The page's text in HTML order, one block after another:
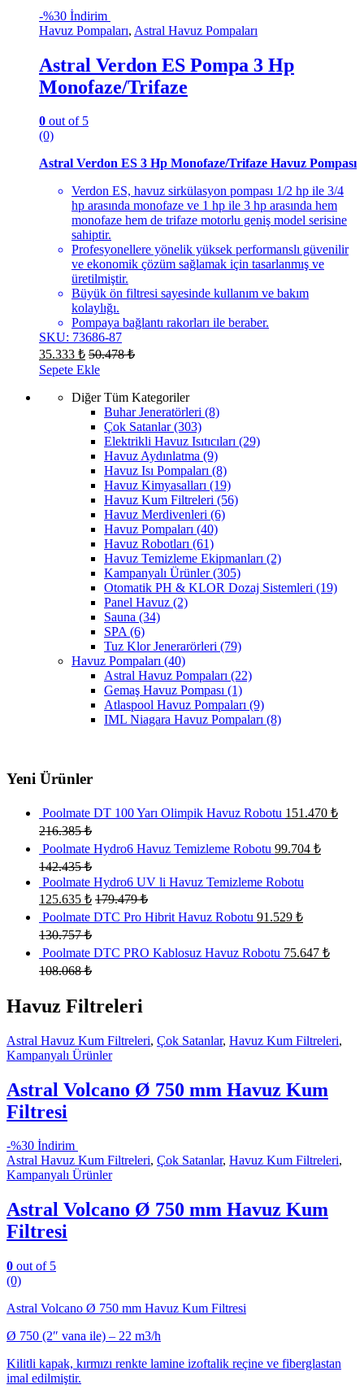
-%30 İndirim
Havuz Pompaları, Astral Havuz Pompaları
Astral Verdon ES Pompa 3 Hp
Monofaze/Trifaze
0 out of 5
(0)
Astral Verdon ES 3 Hp Monofaze/Trifaze Havuz Pompası
Verdon ES, havuz sirkülasyon pompası 1/2 hp ile 3/4
hp arasında monofaze ve 1 hp ile 3 hp arasında hem
monofaze hem de trifaze motorlu geniş model serisine
sahiptir.
Profesyonellere yönelik yüksek performanslı güvenilir
ve ekonomik çözüm sağlamak için tasarlanmış ve
üretilmiştir.
Büyük ön filtresi sayesinde kullanım ve bakım
kolaylığı.
Pompaya bağlantı rakorları ile beraber.
SKU: 73686-87
35.333 ₺ 50.478₺
Sepete Ekle
Diğer Tüm Kategoriler
Buhar Jeneratörleri (8)
Çok Satanlar(303)
Elektrikli Havuz Isıtıcıları (29)
Havuz Aydınlatma (9)
Havuz Isı Pompaları (8)
Havuz Kimyasalları (19)
Havuz Kum Filtreleri (56)
Havuz Merdivenleri (6)
Havuz Pompaları (40)
Havuz Robotları (61)
Havuz Temizleme Ekipmanları (2)
Kampanyalı Ürünler(305)
Otomatik PH & KLOR Dozaj Sistemleri (19)
Panel Havuz (2)
Sauna (34)
SPA(6)
Tuz Klor Jenerarörleri (79)
Havuz Pompaları (40)
Astral Havuz Pompaları (22)
Gemaş Havuz Pompası (1)
Atlaspool Havuz Pompaları (9)
IML Niagara Havuz Pompaları (8)
Yeni Ürünler
Poolmate DT 100 Yarı Olimpik Havuz Robotu 151.470 ₺
216.385₺
Poolmate Hydro6 Havuz Temizleme Robotu 99.704 ₺
142.435₺
Poolmate Hydro6 UV li Havuz Temizleme Robotu
125.635 ₺ 179.479₺
Poolmate DTC Pro Hibrit Havuz Robotu 91.529 ₺
130.757₺
Poolmate DTC PRO Kablosuz Havuz Robotu 75.647 ₺
108.068₺
Havuz Filtreleri
Astral Havuz Kum Filtreleri, Çok Satanlar, Havuz Kum Filtreleri,
Kampanyalı Ürünler
Astral Volcano Ø 750 mm Havuz Kum
Filtresi
-%30 İndirim
Astral Havuz Kum Filtreleri, Çok Satanlar, Havuz Kum Filtreleri,
Kampanyalı Ürünler
Astral Volcano Ø 750 mm Havuz Kum
Filtresi
0 out of 5
(0)
Astral Volcano Ø 750 mm Havuz Kum Filtresi
Ø 750 (2″ vana ile) – 22 m3/h
Kilitli kapak, kırmızı renkte lamine izoftalik reçine ve fiberglastan
imal edilmiştir.